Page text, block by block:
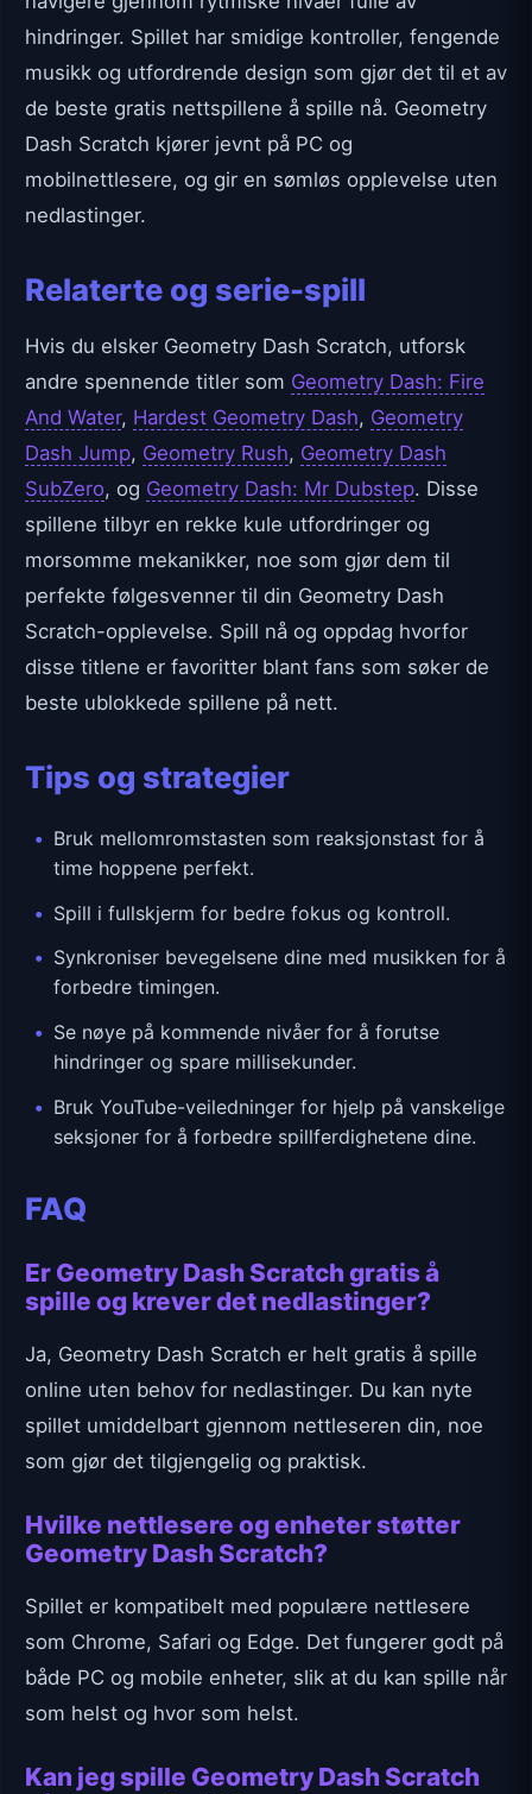
hindringer. Spillet har smidige kontroller, fengende
musikk og utfordrende design som gjør det til et av
de beste gratis nettspillene å spille nå. Geometry
Dash Scratch kjører jevnt på PC og
mobilnettlesere, og gir en sømløs opplevelse uten
nedlastinger.
Relaterte og serie-spill
Hvis du elsker Geometry Dash Scratch, utforsk
andre spennende titler som Geometry Dash: Fire
And Water, Hardest Geometry Dash, Geometry
Dash Jump, Geometry Rush, Geometry Dash
SubZero, og Geometry Dash: Mr Dubstep. Disse
spillene tilbyr en rekke kule utfordringer og
morsomme mekanikker, noe som gjør dem til
perfekte følgesvenner til din Geometry Dash
Scratch-opplevelse. Spill nå og oppdag hvorfor
disse titlene er favoritter blant fans som søker de
beste ublokkede spillene på nett.
Tips og strategier
Bruk mellomromstasten som reaksjonstast for å
time hoppene perfekt.
Spill i fullskjerm for bedre fokus og kontroll.
Synkroniser bevegelsene dine med musikken for å
forbedre timingen.
Se nøye på kommende nivåer for å forutse
hindringer og spare millisekunder.
Bruk YouTube-veiledninger for hjelp på vanskelige
seksjoner for å forbedre spillferdighetene dine.
FAQ
Er Geometry Dash Scratch gratis å
spille og krever det nedlastinger?
Ja, Geometry Dash Scratch er helt gratis å spille
online uten behov for nedlastinger. Du kan nyte
spillet umiddelbart gjennom nettleseren din, noe
som gjør det tilgjengelig og praktisk.
Hvilke nettlesere og enheter støtter
Geometry Dash Scratch?
Spillet er kompatibelt med populære nettlesere
som Chrome, Safari og Edge. Det fungerer godt på
både PC og mobile enheter, slik at du kan spille når
som helst og hvor som helst.
Kan jeg spille Geometry Dash Scratch